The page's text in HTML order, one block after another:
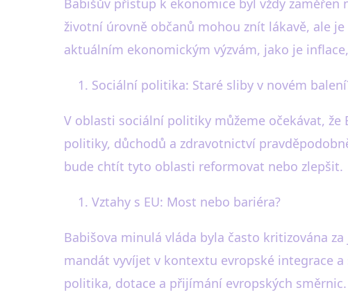
Babišův přístup k ekonomice byl vždy
životní úrovně občanů mohou znít lákavě, ale
aktuálním ekonomickým výzvám, jako je
Sociální politika: Staré sliby v novém
V oblasti sociální politiky můžeme očekávat,
politiky, důchodů a zdravotnictví
bude chtít tyto oblasti reformovat nebo zlepšit.
Vztahy s EU: Most nebo bariéra?
Babišova minulá vláda byla často kritizována
mandát vyvíjet v kontextu evropské integrace
politika, dotace a přijímání evropských směrnic.